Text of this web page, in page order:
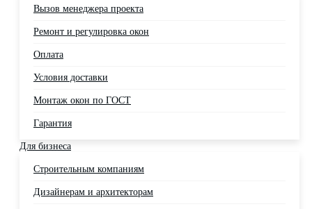
Вызов менеджера проекта
Ремонт и регулировка окон
Оплата
Условия доставки
Монтаж окон по ГОСТ
Гарантия
Для бизнеса
Строительным компаниям
Дизайнерам и архитекторам